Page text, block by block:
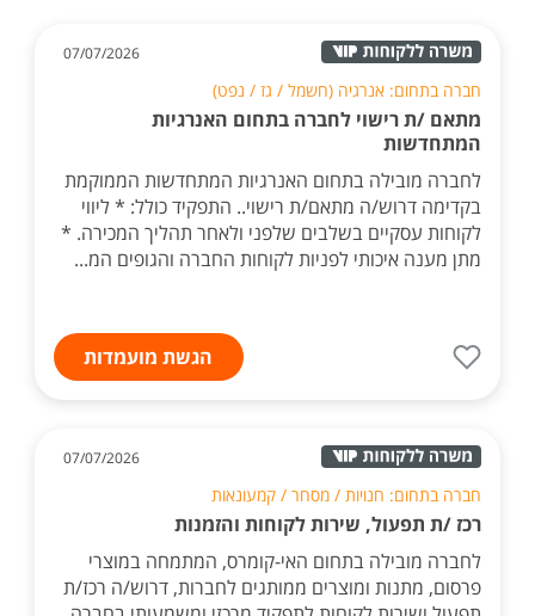
07/07/2026
חברה בתחום: אנרגיה (חשמל / גז / נפט)
מתאם /ת רישוי לחברה בתחום האנרגיות
המתחדשות
לחברה מובילה בתחום האנרגיות המתחדשות הממוקמת
בקדימה דרוש/ה מתאם/ת רישוי.. התפקיד כולל: * ליווי
לקוחות עסקיים בשלבים שלפני ולאחר תהליך המכירה. *
מתן מענה איכותי לפניות לקוחות החברה והגופים המ...
הגשת מועמדות
07/07/2026
חברה בתחום: חנויות / מסחר / קמעונאות
רכז /ת תפעול, שירות לקוחות והזמנות
לחברה מובילה בתחום האי-קומרס, המתמחה במוצרי
פרסום, מתנות ומוצרים ממותגים לחברות, דרוש/ה רכז/ת